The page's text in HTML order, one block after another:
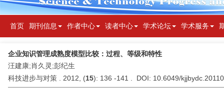
首页 期刊信息 作者中心 读者中心 学术论坛 学术服务
企业知识管理成熟度模型比较：过程、等级和特性
汪建康;肖久灵;彭纪生
科技进步与对策 . 2012, (15): 136 -141 . DOI: 10.6049/